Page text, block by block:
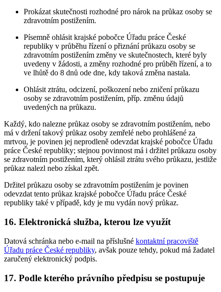
Prokázat skutečnosti rozhodné pro nárok na průkaz osoby se
zdravotním postižením.
Písemně ohlásit krajské pobočce Úřadu práce České
republiky v průběhu řízení o přiznání průkazu osoby se
zdravotním postižením změny ve skutečnostech, které byly
uvedeny v žádosti, a změny rozhodné pro průběh řízení, a to
ve lhůtě do 8 dnů ode dne, kdy taková změna nastala.
Ohlásit ztrátu, odcizení, poškození nebo zničení průkazu
osoby se zdravotním postižením, příp. změnu údajů
uvedených na průkazu.
Každý, kdo nalezne průkaz osoby se zdravotním postižením, nebo
má v držení takový průkaz osoby zemřelé nebo prohlášené za
mrtvou, je povinen jej neprodleně odevzdat krajské pobočce Úřadu
práce České republiky; stejnou povinnost má i držitel průkazu osoby
se zdravotním postižením, který ohlásil ztrátu svého průkazu, jestliže
průkaz nalezl nebo získal zpět.
Držitel průkazu osoby se zdravotním postižením je povinen
odevzdat tento průkaz krajské pobočce Úřadu práce České
republiky také v případě, kdy je mu vydán nový průkaz.
16. Elektronická služba, kterou lze využít
Datová schránka nebo e-mail na příslušné kontaktní pracoviště
Úřadu práce České republiky, avšak pouze tehdy, pokud má žadatel
zaručený elektronický podpis.
17. Podle kterého právního předpisu se postupuje